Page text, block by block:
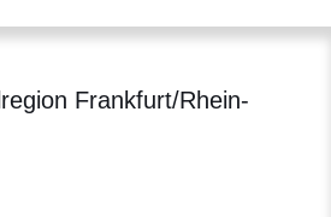
Frankfurt/Rhein-